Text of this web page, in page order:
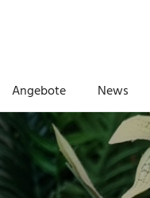
Angebote News